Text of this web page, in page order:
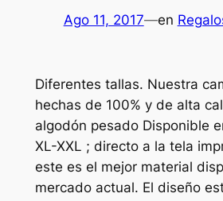
Ago 11, 2017—en
Diferentes tallas. Nuestra
hechas de 100% y de alta
algodón pesado Disponible
XL-XXL ; directo a la tela
este es el mejor material
mercado actual. El diseño